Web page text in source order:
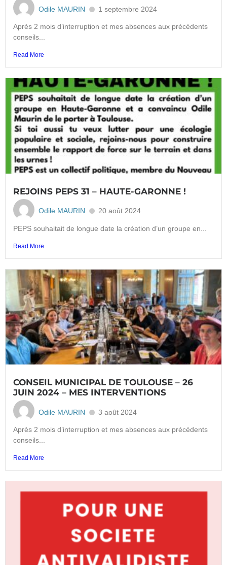
Odile MAURIN 1 septembre 2024
Après 2 mois d’interruption et mes absences aux précédents
conseils...
Read More
REJOINS PEPS 31 – HAUTE-GARONNE !
Odile MAURIN 20 août 2024
PEPS souhaitait de longue date la création d’un groupe en...
Read More
CONSEIL MUNICIPAL DE TOULOUSE – 26
JUIN 2024 – MES INTERVENTIONS
Odile MAURIN 3 août 2024
Après 2 mois d’interruption et mes absences aux précédents
conseils...
Read More